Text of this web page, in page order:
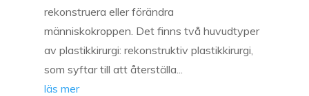
rekonstruera eller förändra
människokroppen. Det finns två huvudtyper
av plastikkirurgi: rekonstruktiv plastikkirurgi,
som syftar till att återställa...
läs mer